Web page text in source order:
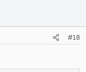
#18